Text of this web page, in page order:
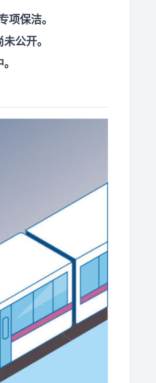
保洁。
公开。